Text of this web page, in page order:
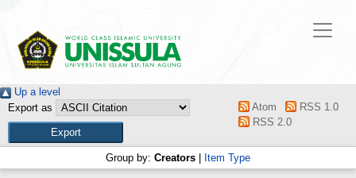
Up a level
Export as
Atom
RSS 1.0
RSS 2.0
Group by: Creators Item Type